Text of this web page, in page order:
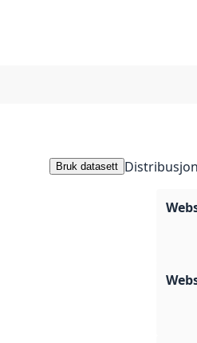
Bruk datasett